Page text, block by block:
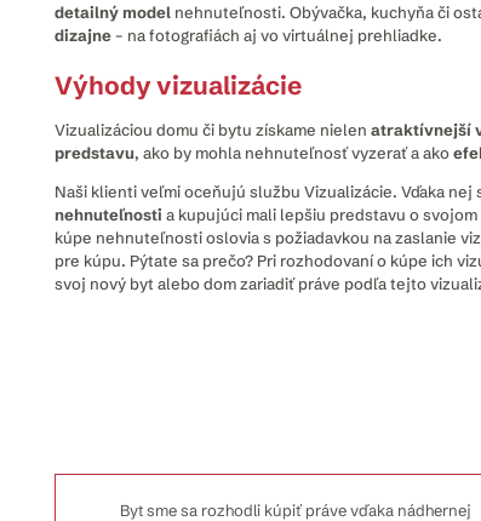
detailný model nehnuteľnosti. Obývačka, kuchyňa či
dizajne– na fotografiách aj vo virtuálnej prehliadke.
Výhody vizualizácie
Vizualizáciou domu či bytu získame nielen atraktívnejší
predstavu, ako by mohla nehnuteľnosť vyzerať a ako
Naši klienti veľmi oceňujú službu Vizualizácie. Vďaka nej
nehnuteľnosti a kupujúci mali lepšiu predstavu o
kúpe nehnuteľnosti oslovia s požiadavkou na zaslanie
pre kúpu. Pýtate sa prečo? Pri rozhodovaní o kúpe ich
svoj nový byt alebo dom zariadiť práve podľa tejto
Byt sme sa rozhodli kúpiť práve vďaka nádhernej